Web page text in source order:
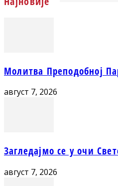
Молитва Преподобној
август 7, 2026
Загледајмо се у очи
август 7, 2026